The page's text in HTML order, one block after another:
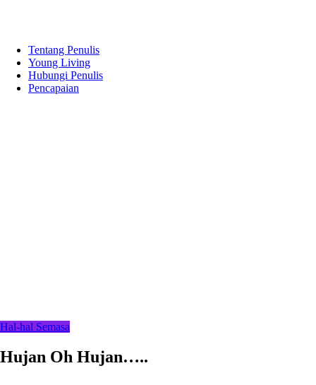
Tentang Penulis
Young Living
Hubungi Penulis
Pencapaian
Hal-hal Semasa
Hujan Oh Hujan…..